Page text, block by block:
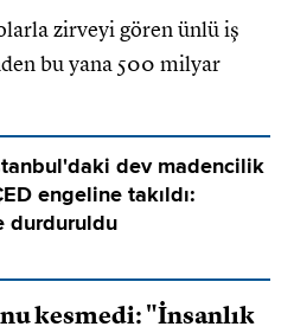
zirveyi gören ünlü iş
bu yana 500 milyar
dev madencilik
engeline takıldı:
durduruldu
kesmedi: "İnsanlık